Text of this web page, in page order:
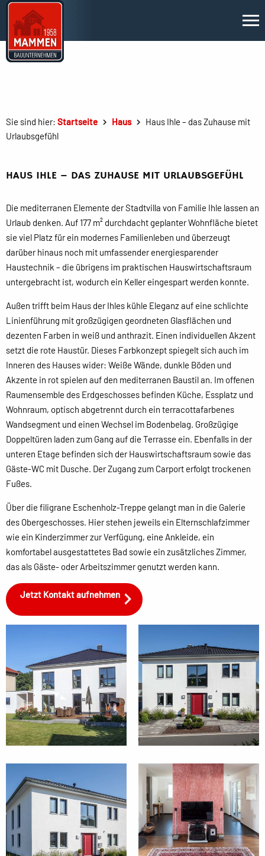
Sie sind hier: Startseite Haus
Haus Ihle – das Zuhause mit
Urlaubsgefühl
HAUS IHLE – DAS ZUHAUSE MIT URLAUBSGEFÜHL
Die mediterranen Elemente der Stadtvilla von Familie Ihle lassen an
Urlaub denken. Auf 177 m² durchdacht geplanter Wohnfläche bietet
sie viel Platz für ein modernes Familienleben und überzeugt
darüber hinaus noch mit umfassender energiesparender
Haustechnik – die übrigens im praktischen Hauswirtschaftsraum
untergebracht ist, wodurch ein Keller eingespart werden konnte.
Außen trifft beim Haus der Ihles kühle Eleganz auf eine schlichte
Linienführung mit großzügigen geordneten Glasflächen und
dezenten Farben in weiß und anthrazit. Einen individuellen Akzent
setzt die rote Haustür. Dieses Farbkonzept spiegelt sich auch im
Inneren des Hauses wider: Weiße Wände, dunkle Böden und
Akzente in rot spielen auf den mediterranen Baustil an. Im offenen
Raumensemble des Erdgeschosses befinden Küche, Essplatz und
Wohnraum, optisch abgetrennt durch ein terracottafarbenes
Wandsegment und einen Wechsel im Bodenbelag. Großzügige
Doppeltüren laden zum Gang auf die Terrasse ein. Ebenfalls in der
unteren Etage befinden sich der Hauswirtschaftsraum sowie das
Gäste-WC mit Dusche. Der Zugang zum Carport erfolgt trockenen
Fußes.
Über die filigrane Eschenholz-Treppe gelangt man in die Galerie
des Obergeschosses. Hier stehen jeweils ein Elternschlafzimmer
wie ein Kinderzimmer zur Verfügung, eine Ankleide, ein
komfortabel ausgestattetes Bad sowie ein zusätzliches Zimmer,
das als Gäste- oder Arbeitszimmer genutzt werden kann.
Jetzt Kontakt aufnehmen